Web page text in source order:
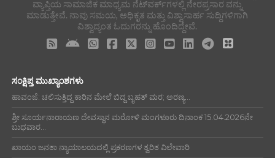
ವ್ಯಾಪ್ತಿಯ ಸಾಮಾಜಿಕ ಮಾಧ್ಯಮ ನೆಟ್‌ವರ್ಕ್‌ಗಳಲ್ಲಿ ನೇರಪ್ರಸಾರ ವನ್ನು
ಮಾಡುತ್ತೇವೆ. ನಾವು ಸಮಯ, ಅಧಿಕೃತ ಮತ್ತು ವಿಶ್ವಾಸಾರ್ಹ ಸುದ್ದಿಗಳಿಗಾಗಿ
ವಿಶ್ವಾದ್ಯಂತ ಓದುಗರನ್ನು ಹೊಂದಿದ್ದೇವೆ.
ಸಂಕ್ಷಿಪ್ತ ಮುಖ್ಯಾಂಶಗಳು
ಹಾವಂಜೆ: ಚಲಿಸುತ್ತಿದ್ದ ಕಾರಿನ ಮೇಲೆ ಬಿದ್ದ ಬೃಹತ್ ಮರ; ಅರಣ್ಯ...
ಶ್ರೀ ಸೂರ್ಯನಾರಾಯಣ ದೇವಸ್ಥಾನ ಮರೋಳಿ ಮಂಗಳೂರು ದಿನಾಂಕ 15.04.2026ನೇ
ಬುಧವಾರ...
ಖಾಯಂ ಜನತಾ ನ್ಯಾಯಾಲಯದಲ್ಲಿ ಪ್ರಕರಣಗಳ ತ್ವರಿತ ವಿಲೇವಾರಿ